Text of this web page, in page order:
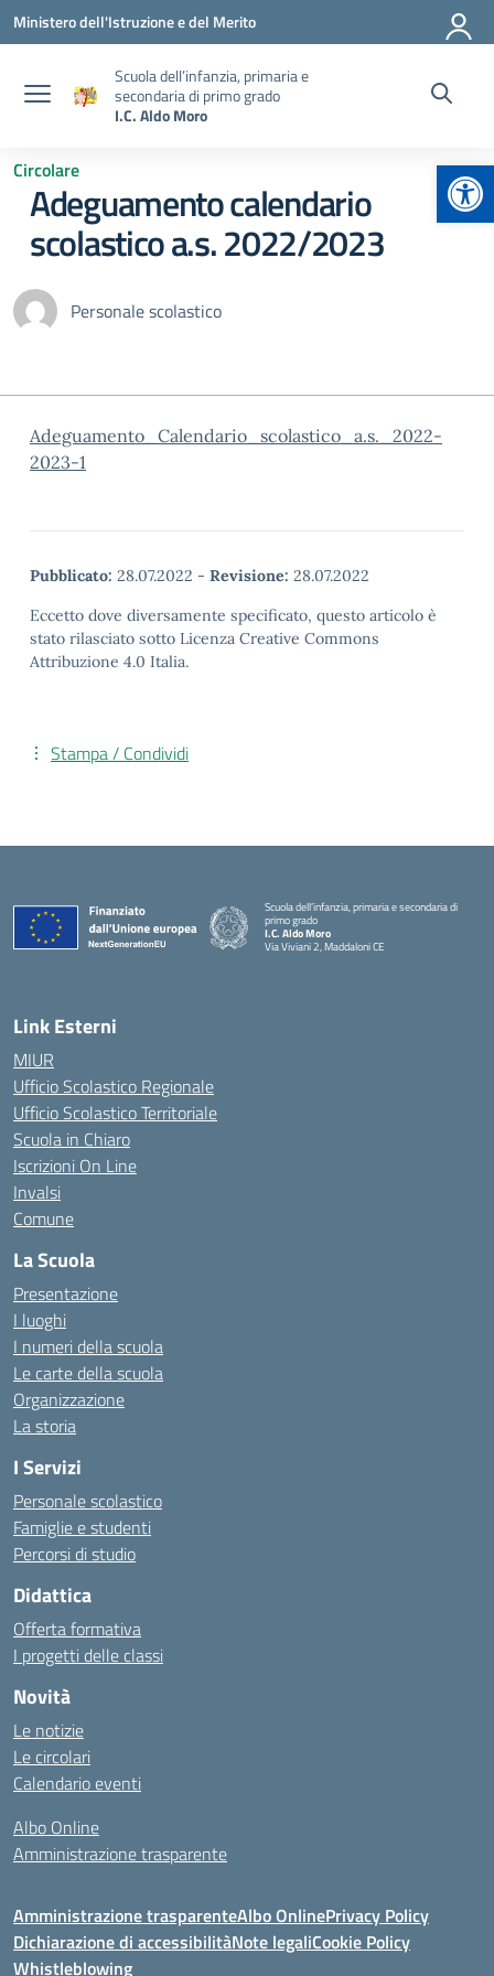
Vai ai contenuti
Vai al menu di navigazione
Vai al footer
Ministero dell'Istruzione e del Merito
Scuola dell’infanzia, primaria e
secondaria di primo grado
I.C. Aldo Moro
Circolare
Adeguamento calendario
scolastico a.s. 2022/2023
Personale scolastico
Adeguamento_Calendario_scolastico_a.s._2022-
2023-1
Pubblicato: 28.07.2022 - Revisione: 28.07.2022
Eccetto dove diversamente specificato, questo articolo è
stato rilasciato sotto Licenza Creative Commons
Attribuzione 4.0 Italia.
Stampa / Condividi
Scuola dell’infanzia, primaria e secondaria di
primo grado
I.C. Aldo Moro
Via Viviani 2, Maddaloni CE
Link Esterni
MIUR
Ufficio Scolastico Regionale
Ufficio Scolastico Territoriale
Scuola in Chiaro
Iscrizioni On Line
Invalsi
Comune
La Scuola
Presentazione
I luoghi
I numeri della scuola
Le carte della scuola
Organizzazione
La storia
I Servizi
Personale scolastico
Famiglie e studenti
Percorsi di studio
Didattica
Offerta formativa
I progetti delle classi
Novità
Le notizie
Le circolari
Calendario eventi
Albo Online
Amministrazione trasparente
Amministrazione trasparenteAlbo OnlinePrivacy Policy
Dichiarazione di accessibilitàNote legaliCookie Policy
Whistleblowing